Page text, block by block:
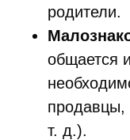
родители.
общается
продавцы,
т. д.).